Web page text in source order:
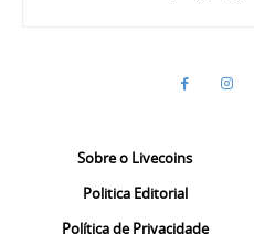
Sobre o Livecoins
Politica Editorial
Política de Privacidade